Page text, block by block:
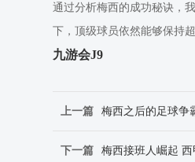
通过分析梅西的成功秘诀，
下，顶级球员依然能够保持超
九游会J9
上一篇 梅西之后的足球争
下一篇 梅西接班人崛起